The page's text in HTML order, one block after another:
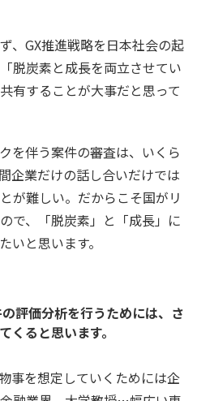
、GX推進戦略を日本社会の起
脱炭素と成長を両立させてい
有することが大事だと思って
を伴う案件の審査は、いくら
企業だけの話し合いだけでは
が難しい。だからこそ国がリ
で、「脱炭素」と「成長」に
いと思います。
の評価分析を行うためには、さ
くると思います。
事を想定していくためには企